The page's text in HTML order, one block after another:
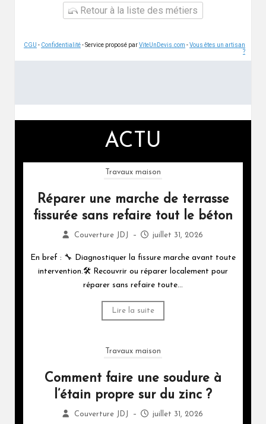
Retour à la liste des métiers
CGU - Confidentialité- Service proposé parViteUnDevis.com -Vous êtes un artisan
?
ACTU
Travaux maison
Réparer une marche de terrasse
fissurée sans refaire tout le béton
Couverture JDJ – juillet 31, 2026
En bref : 🔧 Diagnostiquer la fissure marche avant toute
intervention.🛠️ Recouvrir ou réparer localement pour
réparer sans refaire toute...
Lire la suite
Travaux maison
Comment faire une soudure à
l’étain propre sur du zinc ?
Couverture JDJ – juillet 31, 2026